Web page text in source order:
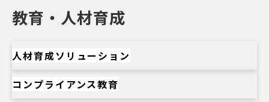
教育・人材育成
人材育成ソリューション
コンプライアンス教育